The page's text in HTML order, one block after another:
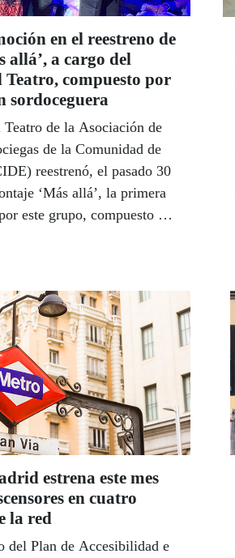
en el reestreno de
allá’, a cargo del
compuesto por
sordoceguera
de la Asociación de
de la Comunidad de
reestrenó, el pasado 30
‘Más allá’, la primera
este grupo, compuesto por
estrena este mes
en cuatro
la red
del Plan de Accesibilidad e